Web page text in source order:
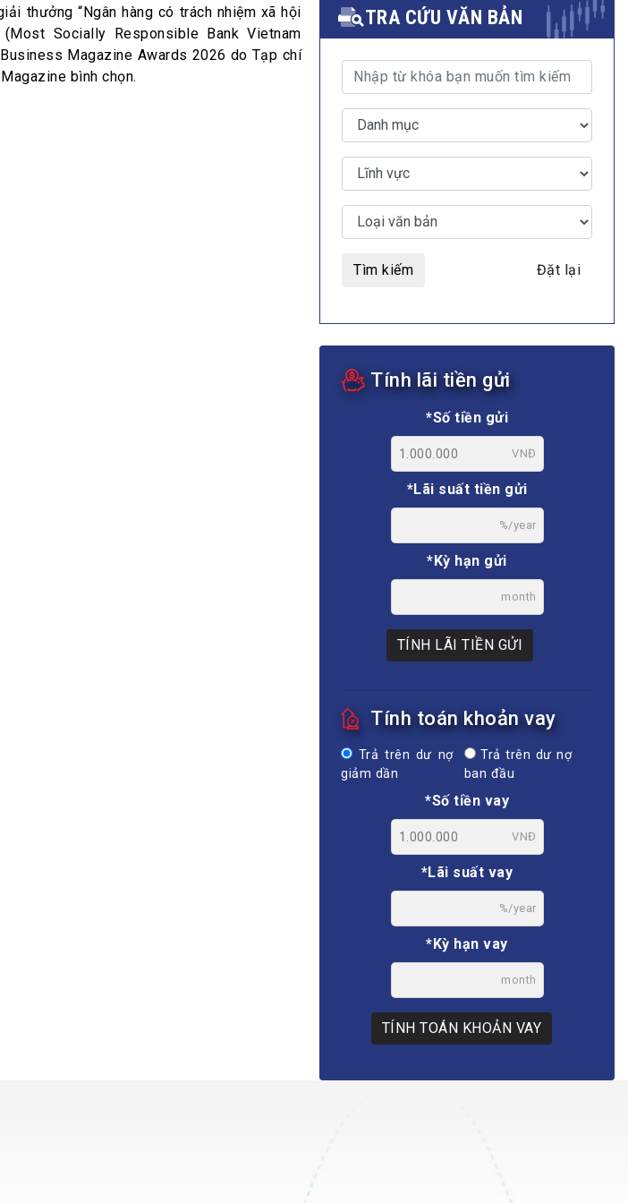
MULTIMEDIA
Video
E-magazines
thưởng “Ngân hàng có trách nhiệm xã hội
Socially Responsible Bank Vietnam
Magazine Awards 2026 do Tạp chí
bình chọn.
TRA CỨU VĂN BẢN
Tìm kiếm Đặt lại
Tính lãi tiền gửi
*Số tiền gửi
VNĐ
*Lãi suất tiền gửi
%/year
*Kỳ hạn gửi
month
TÍNH LÃI TIỀN GỬI
Tính toán khoản vay
Trả trên dư nợ
giảm dần
Trả trên dư nợ
ban đầu
*Số tiền vay
VNĐ
*Lãi suất vay
%/year
*Kỳ hạn vay
month
TÍNH TOÁN KHOẢN VAY